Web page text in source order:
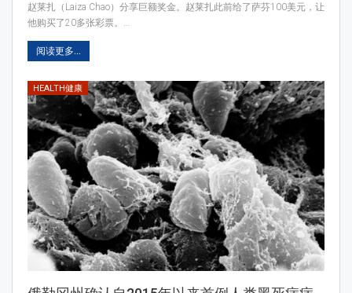
赵莱扎（Laiza Chao）分享巨额奖金。赵莱扎此前给了萨芬100美元，让
他购买了20多张彩票。…
阅读更多...
HEALTH健康